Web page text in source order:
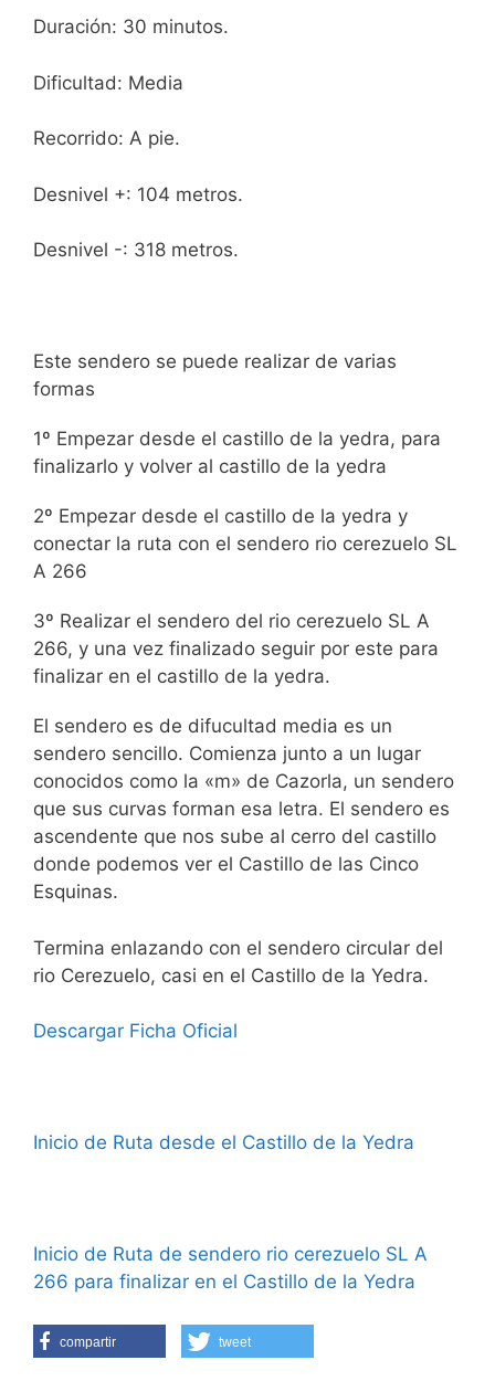
Duración: 30 minutos.
Dificultad: Media
Recorrido: A pie.
Desnivel +: 104 metros.
Desnivel -: 318 metros.
Este sendero se puede realizar de varias
formas
1º Empezar desde el castillo de la yedra, para
finalizarlo y volver al castillo de la yedra
2º Empezar desde el castillo de la yedra y
conectar la ruta con el sendero rio cerezuelo SL
A 266
3º Realizar el sendero del rio cerezuelo SL A
266, y una vez finalizado seguir por este para
finalizar en el castillo de la yedra.
El sendero es de difucultad media es un
sendero sencillo. Comienza junto a un lugar
conocidos como la «m» de Cazorla, un sendero
que sus curvas forman esa letra. El sendero es
ascendente que nos sube al cerro del castillo
donde podemos ver el Castillo de las Cinco
Esquinas.
Termina enlazando con el sendero circular del
rio Cerezuelo, casi en el Castillo de la Yedra.
Descargar Ficha Oficial
Inicio de Ruta desde el Castillo de la Yedra
Inicio de Ruta de sendero rio cerezuelo SL A
266 para finalizar en el Castillo de la Yedra
compartir tweet